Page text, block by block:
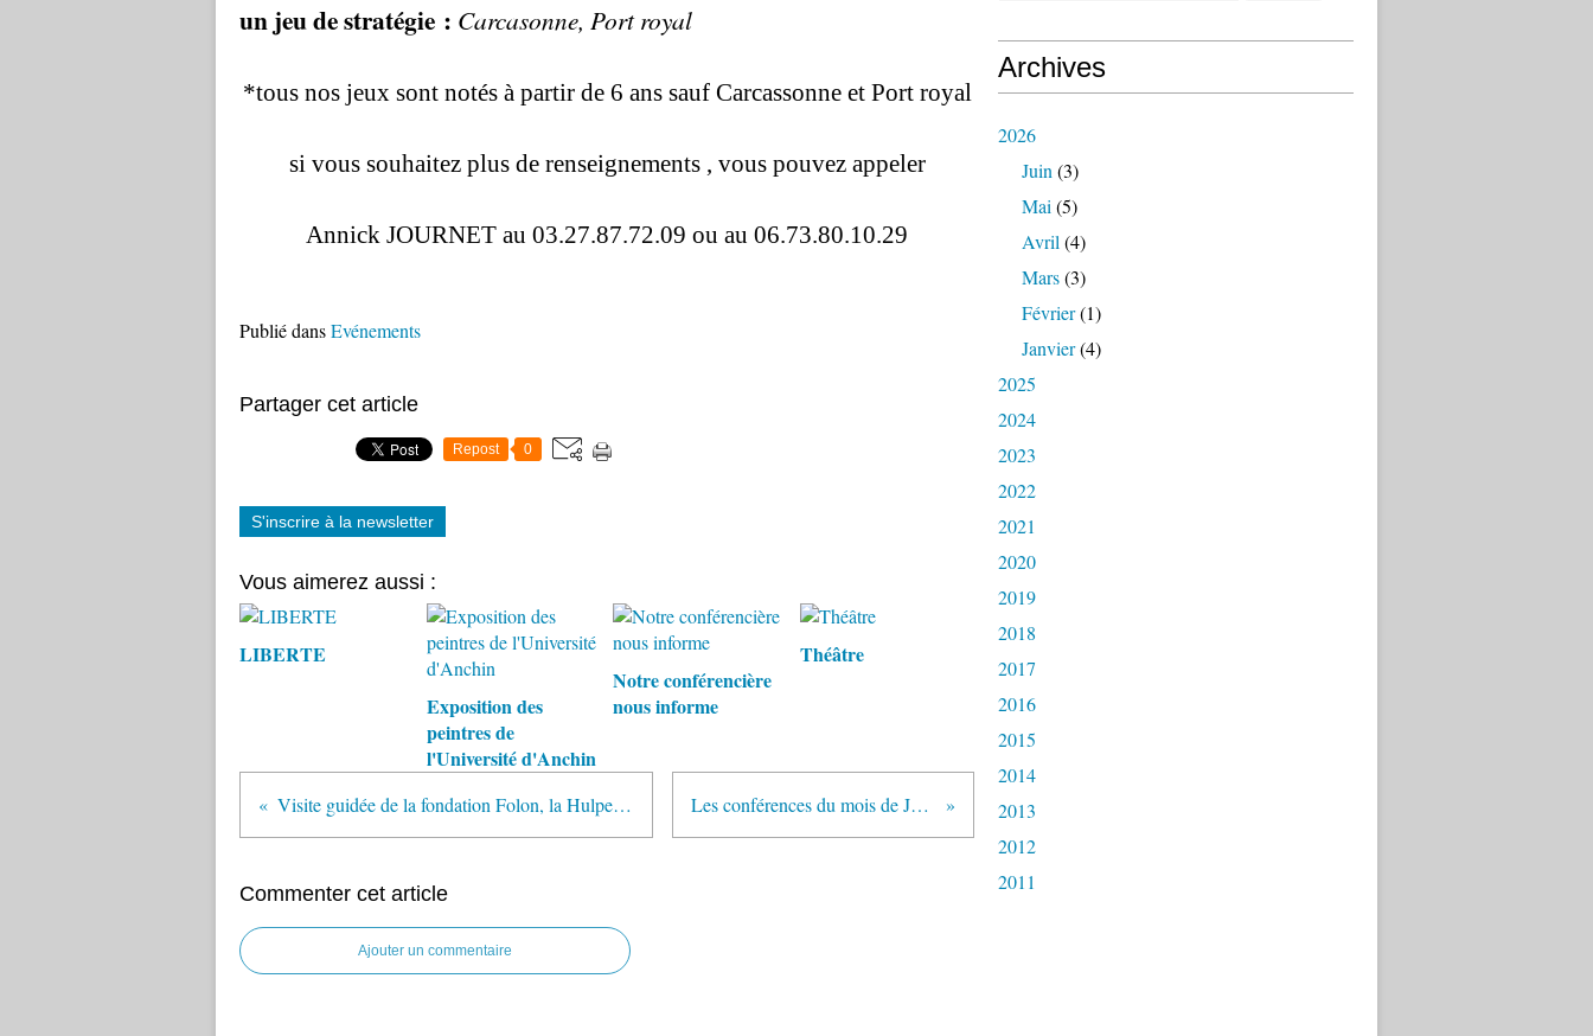
unjeu de stratégie : Carcasonne, Port royal
*tous nos jeux sont notés à partir de 6 ans sauf Carcassonne et Port royal
si vous souhaitez plus de renseignements , vous pouvez appeler
Annick JOURNET au 03.27.87.72.09 ou au 06.73.80.10.29
Publié dansEvénements
Partager cet article
Repost 0
S'inscrire à la newsletter
Vous aimerez aussi :
LIBERTE
Exposition des
peintres de
l'Université d'Anchin
Notre conférencière
nous informe
Théâtre
Visite guidée de la fondation Folon, la Hulpe, Belgique Les conférences du mois de Juin 2024
Commenter cet article
Ajouter un commentaire
Archives
2026
Juin (3)
Mai (5)
Avril (4)
Mars(3)
Février(1)
Janvier(4)
2025
2024
2023
2022
2021
2020
2019
2018
2017
2016
2015
2014
2013
2012
2011